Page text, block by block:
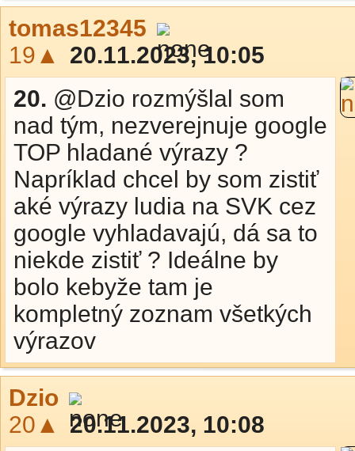
tomas12345
19▲
20.11.2023, 10:05
20. @Dzio rozmýšlal som
nad tým, nezverejnuje google
TOP hladané výrazy ?
Napríklad chcel by som zistiť
aké výrazy ludia na SVK cez
google vyhladavajú, dá sa to
niekde zistiť ? Ideálne by
bolo kebyže tam je
kompletný zoznam všetkých
výrazov
Dzio
20▲
20.11.2023, 10:08